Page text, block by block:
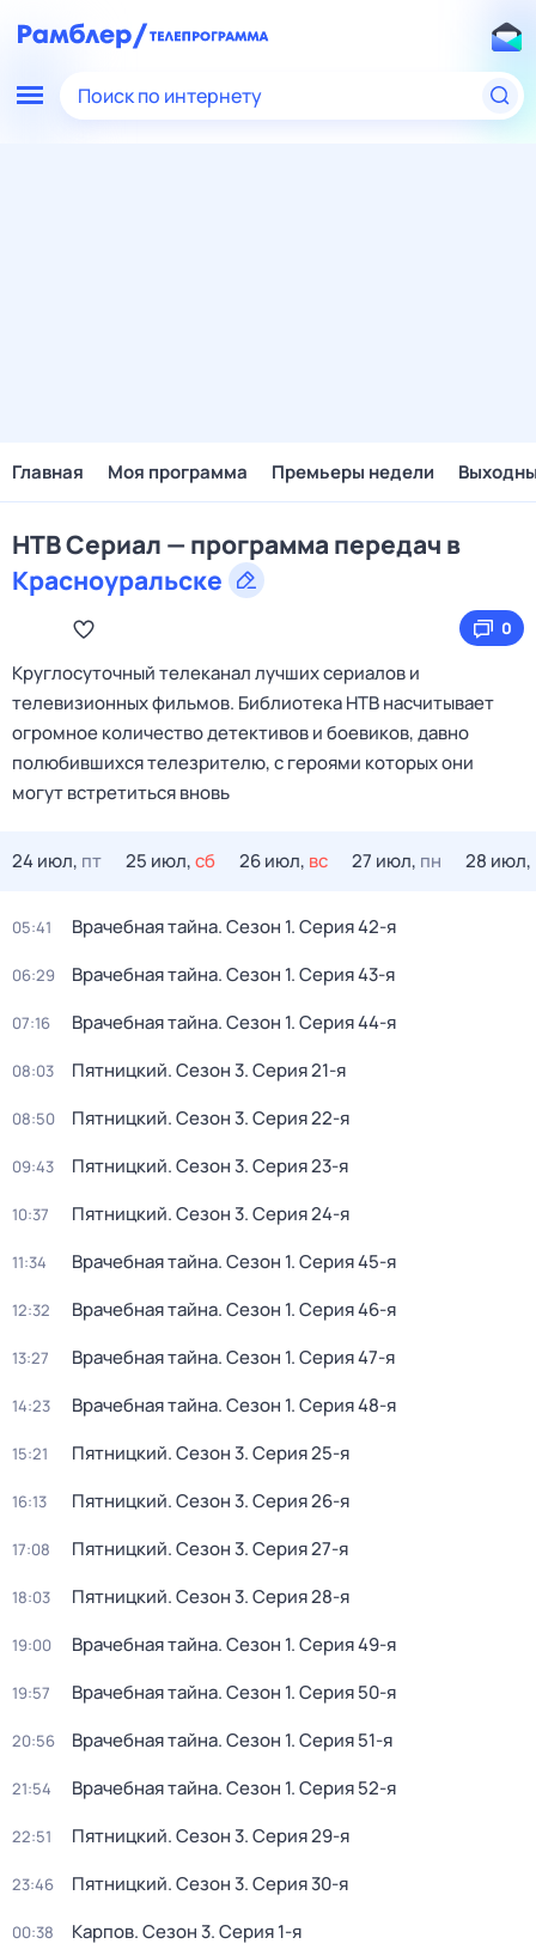
Поиск по интернету
Главная Моя программа Премьеры недели
НТВ Сериал — программа передач в
Красноуральске
0
Круглосуточный телеканал лучших сериалов и
телевизионных фильмов. Библиотека НТВ насчитывает
огромное количество детективов и боевиков, давно
полюбившихся телезрителю, с героями которых они
могут встретиться вновь
24 июл, пт 25 июл,сб 26 июл, вс 27 июл, пн 28 июл,
05:41 Врачебная тайна. Сезон 1. Серия 42-я
06:29 Врачебная тайна. Сезон 1. Серия 43-я
07:16 Врачебная тайна. Сезон 1. Серия 44-я
08:03 Пятницкий. Сезон 3. Серия 21-я
08:50 Пятницкий. Сезон 3. Серия 22-я
09:43 Пятницкий. Сезон 3. Серия 23-я
10:37 Пятницкий. Сезон 3. Серия 24-я
11:34 Врачебная тайна. Сезон 1. Серия 45-я
12:32 Врачебная тайна. Сезон 1. Серия 46-я
13:27 Врачебная тайна. Сезон 1. Серия 47-я
14:23 Врачебная тайна. Сезон 1. Серия 48-я
15:21 Пятницкий. Сезон 3. Серия 25-я
16:13 Пятницкий. Сезон 3. Серия 26-я
17:08 Пятницкий. Сезон 3. Серия 27-я
18:03 Пятницкий. Сезон 3. Серия 28-я
19:00 Врачебная тайна. Сезон 1. Серия 49-я
19:57 Врачебная тайна. Сезон 1. Серия 50-я
20:56 Врачебная тайна. Сезон 1. Серия 51-я
21:54 Врачебная тайна. Сезон 1. Серия 52-я
22:51 Пятницкий. Сезон 3. Серия 29-я
23:46 Пятницкий. Сезон 3. Серия 30-я
00:38 Карпов. Сезон 3. Серия 1-я